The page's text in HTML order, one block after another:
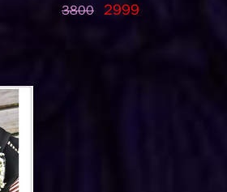
3800
2999